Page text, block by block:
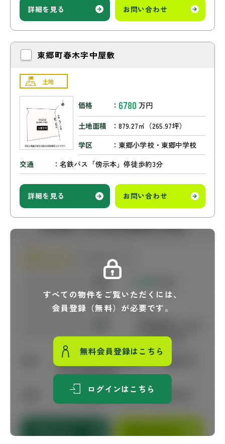
詳細を見る お問い合わせ
東郷町春木字中屋敷
土地
価格 6780 万円
土地面積
879.27㎡（265.97坪）
学区
東郷小学校・東郷中学校
交通
名鉄バス「傍示本」停徒歩約3分
詳細を見る お問い合わせ
すべての物件をご覧いただくには、
会員登録（無料）が必要です。
無料会員登録はこちら
ログインはこちら